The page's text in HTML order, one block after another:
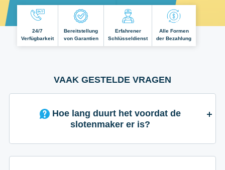
24/7
Verfügbarkeit
Bereitstellung
von Garantien
Erfahrener
Schlüsseldienst
Alle Formen
der Bezahlung
VAAK GESTELDE VRAGEN
slotenmaker er is?